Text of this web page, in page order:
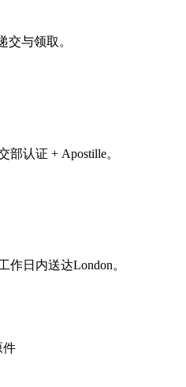
交与领取。
部认证 + Apostille。
作日内送达London。
件